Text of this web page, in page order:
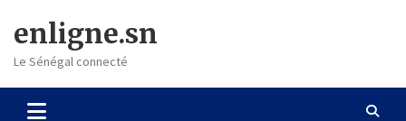
content
enligne.sn
Le Sénégal connecté